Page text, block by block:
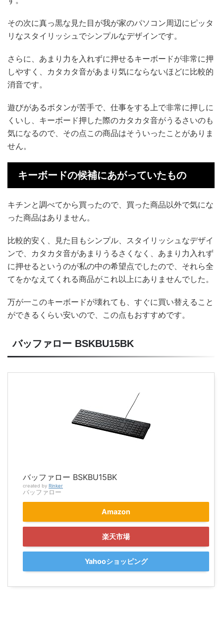
その次に真っ黒な見た目が我が家のパソコン周辺にピッタ
リなスタイリッシュでシンプルなデザインです。
さらに、あまり力を入れずに押せるキーボードが非常に押
しやすく、カタカタ音があまり気にならないほどに比較的
消音です。
遊びがあるボタンが苦手で、仕事をする上で非常に押しに
くいし、キーボード押した際のカタカタ音がうるさいのも
気になるので、その点この商品はそういったことがありま
せん。
キーボードの候補にあがっていたもの
キチンと調べてから買ったので、買った商品以外で気にな
った商品はありません。
比較的安く、見た目もシンプル、スタイリッシュなデザイ
ンで、カタカタ音があまりうるさくなく、あまり力入れず
に押せるというのが私の中の希望点でしたので、それら全
てをかなえてくれる商品がこれ以上にありませんでした。
万が一このキーボードが壊れても、すぐに買い替えること
ができるくらい安いので、この点もおすすめです。
バッファロー BSKBU15BK
バッファロー BSKBU15BK
created by Rinker
バッファロー
Amazon
楽天市場
Yahooショッピング